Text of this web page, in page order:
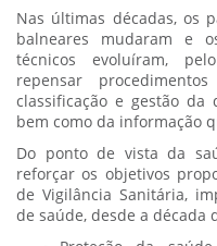
Nas últimas décadas, os
balneares mudaram e
técnicos evoluíram,
repensar
classificação e gestão da
bem como da informação
Do ponto de vista da
reforçar os objetivos
de Vigilância Sanitária,
de saúde, desde a década